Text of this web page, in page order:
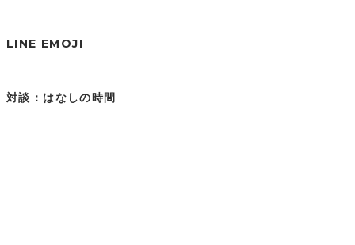
LINE EMOJI
対談：はなしの時間